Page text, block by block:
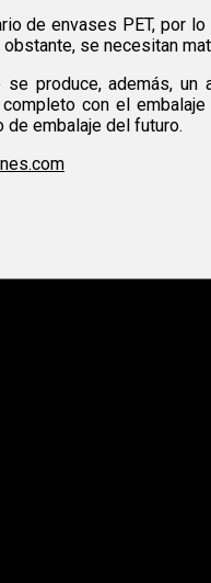
de envases PET, por
obstante, se necesitan
produce, además,
con el
embalaje del futuro.